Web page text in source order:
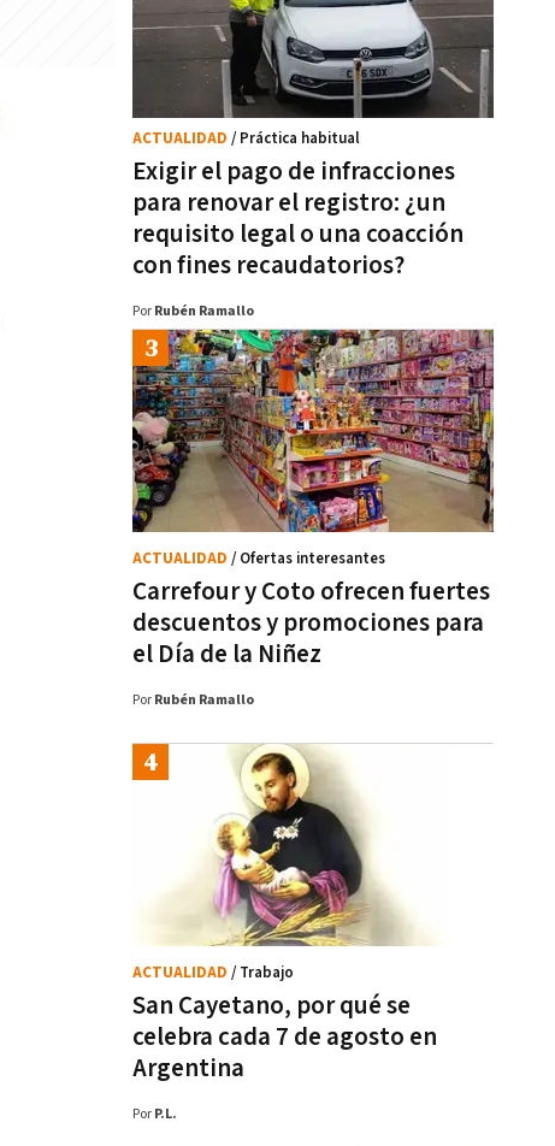
Exigir el pago de infracciones
para renovar el registro: ¿un
requisito legal o una coacción
con fines recaudatorios?
ACTUALIDAD / Práctica habitual
Por Rubén Ramallo
Carrefour y Coto ofrecen fuertes
descuentos y promociones para
el Día de la Niñez
ACTUALIDAD / Ofertas interesantes
Por Rubén Ramallo
San Cayetano, por qué se
celebra cada 7 de agosto en
Argentina
ACTUALIDAD / Trabajo
Por P.L.